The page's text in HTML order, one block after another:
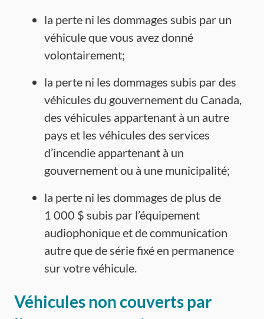
la perte ni les dommages subis par un
véhicule que vous avez donné
volontairement;
la perte ni les dommages subis par des
véhicules du gouvernement du Canada,
des véhicules appartenant à un autre
pays et les véhicules des services
d’incendie appartenant à un
gouvernement ou à une municipalité;
la perte ni les dommages de plus de
1 000 $ subis par l’équipement
audiophonique et de communication
autre que de série fixé en permanence
sur votre véhicule.
Véhicules non couverts par